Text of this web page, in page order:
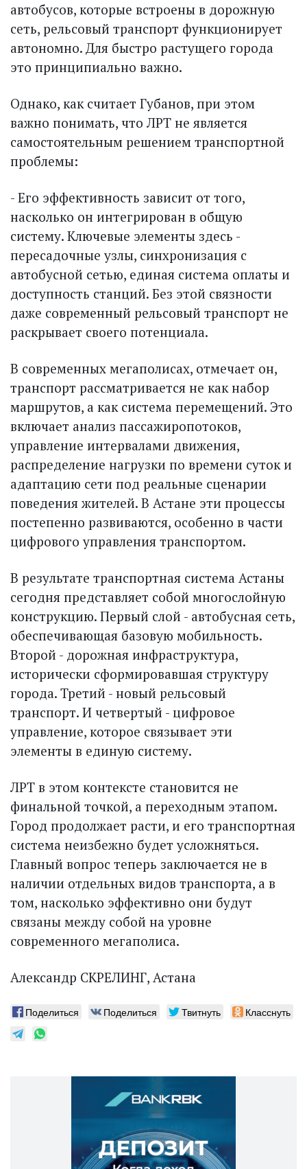
автобусов, которые встроены в дорожную
сеть, рельсовый транспорт функционирует
автономно. Для быстро растущего города
это принципиально важно.
Однако, как считает Губанов, при этом
важно понимать, что ЛРТ не является
самостоятельным решением транспортной
проблемы:
- Его эффективность зависит от того,
насколько он интегрирован в общую
систему. Ключевые элементы здесь -
пересадочные узлы, синхронизация с
автобусной сетью, единая система оплаты и
доступность станций. Без этой связности
даже современный рельсовый транспорт не
раскрывает своего потенциала.
В современных мегаполисах, отмечает он,
транспорт рассматривается не как набор
маршрутов, а как система перемещений. Это
включает анализ пассажиропотоков,
управление интервалами движения,
распределение нагрузки по времени суток и
адаптацию сети под реальные сценарии
поведения жителей. В Астане эти процессы
постепенно развиваются, особенно в части
цифрового управления транспортом.
В результате транспортная система Астаны
сегодня представляет собой многослойную
конструкцию. Первый слой - автобусная сеть,
обеспечивающая базовую мобильность.
Второй - дорожная инфраструктура,
исторически сформировавшая структуру
города. Третий - новый рельсовый
транспорт. И четвертый - цифровое
управление, которое связывает эти
элементы в единую систему.
ЛРТ в этом контексте становится не
финальной точкой, а переходным этапом.
Город продолжает расти, и его транспортная
система неизбежно будет усложняться.
Главный вопрос теперь заключается не в
наличии отдельных видов транспорта, а в
том, насколько эффективно они будут
связаны между собой на уровне
современного мегаполиса.
Александр СКРЕЛИНГ, Астана
Поделиться Поделиться Твитнуть Класснуть